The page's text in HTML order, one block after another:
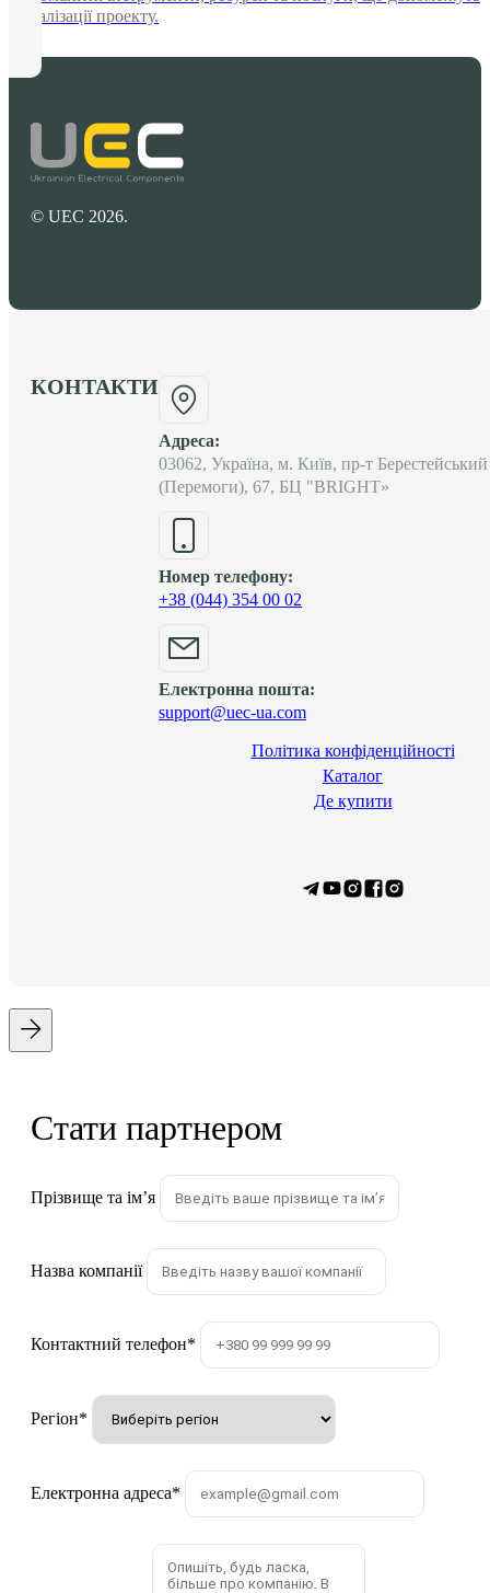
у реалізації проекту.
© UEC 2026.
КОНТАКТИ
Адреса:
03062, Україна, м. Київ, пр-т Берестейський
(Перемоги), 67, БЦ "BRIGHT»
Номер телефону:
+38 (044) 354 00 02
Електронна пошта:
support@uec-ua.com
Політика конфіденційності
Каталог
Де купити
Стати партнером
Прізвище та імʼя
Назва компанії
Контактний телефон*
Регіон*
Електронна адреса*